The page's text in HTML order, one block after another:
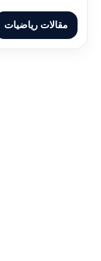
مقالات رياضيات